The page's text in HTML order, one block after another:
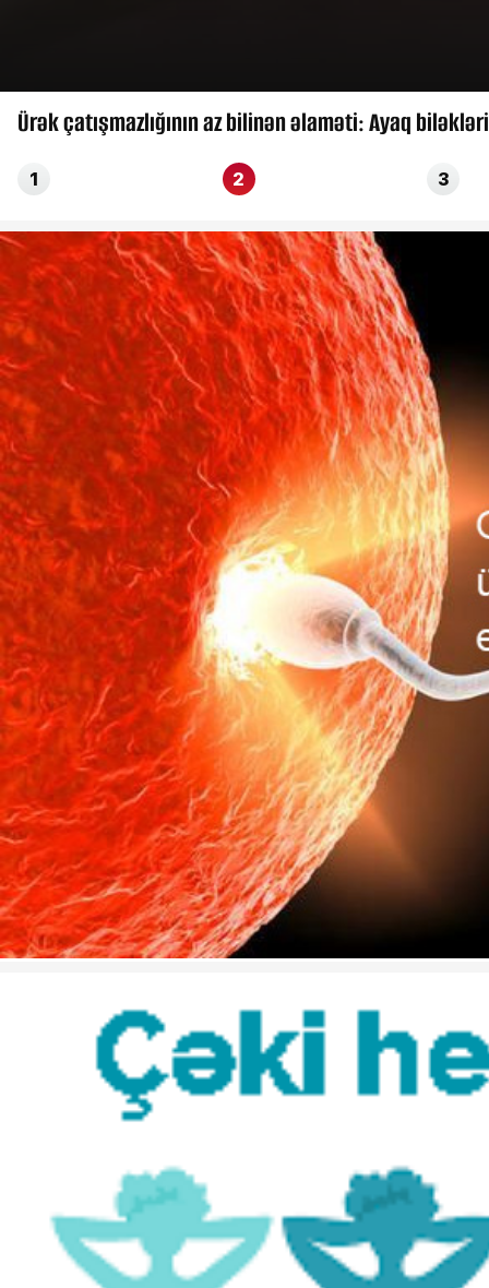
Ürək çatışmazlığının az bilinən əlaməti: Ayaq
1 2 3